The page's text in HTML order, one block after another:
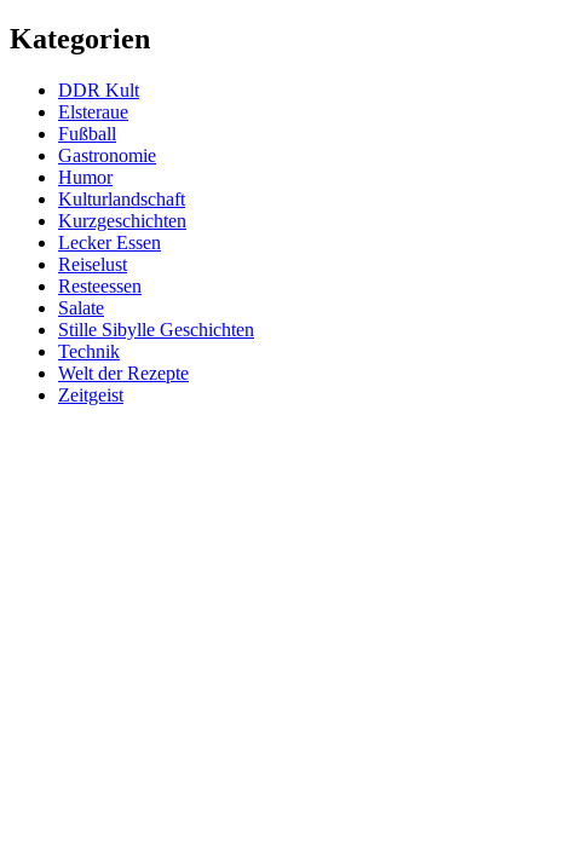
Kategorien
DDR Kult
Elsteraue
Fußball
Gastronomie
Humor
Kulturlandschaft
Kurzgeschichten
Lecker Essen
Reiselust
Resteessen
Salate
Stille Sibylle Geschichten
Technik
Welt der Rezepte
Zeitgeist